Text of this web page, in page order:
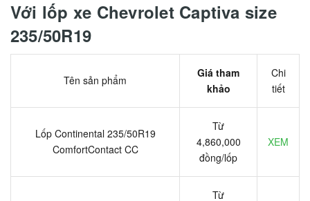
Với lốp xe Chevrolet Captiva size
235/50R19
Tên sản phẩm
Giá tham
khảo
Chi
tiết
Lốp Continental 235/50R19
ComfortContact CC
Từ
4,860,000
đồng/lốp
XEM
Từ